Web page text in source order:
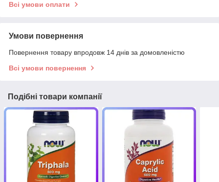
Всі умови оплати
Умови повернення
Повернення товару впродовж 14 днів за домовленістю
Всі умови повернення
Подібні товари компанії